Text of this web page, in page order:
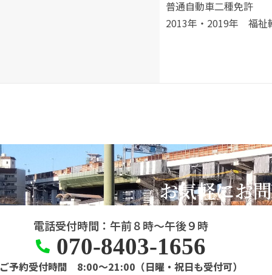
普通自動車二種免許
2013年・2019年 福祉
お気軽にお
電話受付時間：午前８時～午後９時
070-8403-1656
ご予約受付時間 8:00～21:00（日曜・祝日も受付可）